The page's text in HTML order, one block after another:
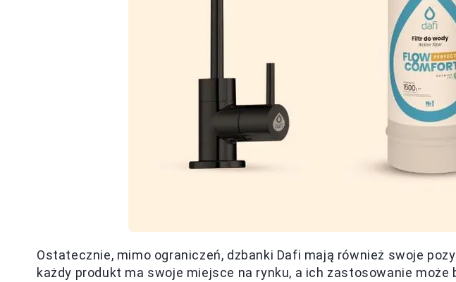
Ostatecznie, mimo ograniczeń, dzbanki Dafi mają również swoje
każdy produkt ma swoje miejsce na rynku, a ich zastosowanie może